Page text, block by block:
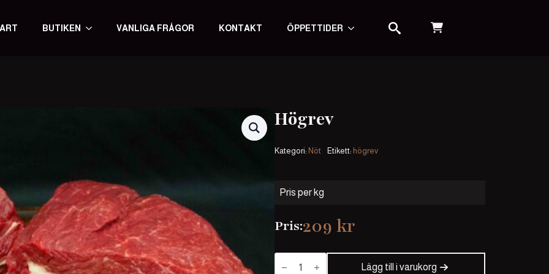
BUTIKEN VANLIGA FRÅGOR KONTAKT
ÖPPETTIDER
Högrev
Kategori: Nöt Etikett: högrev
Pris per kg
Pris:209 kr
Högrev
mängd
Lägg till i varukorg